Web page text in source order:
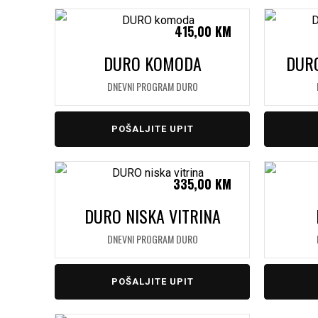
DURO KOMODA
DNEVNI PROGRAM DURO
415,00 KM
POŠALJITE UPIT
DURO NISKA VITRINA
DNEVNI PROGRAM DURO
335,00 KM
POŠALJITE UPIT